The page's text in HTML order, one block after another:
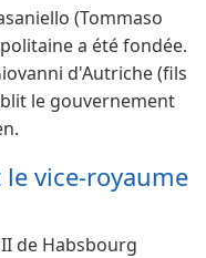
(Tommaso
a été fondée.
d'Autriche (fils
le gouvernement
vice-royaume
de Habsbourg